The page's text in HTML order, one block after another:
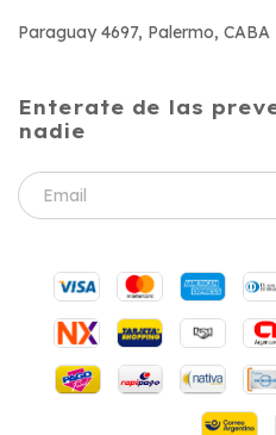
Paraguay 4697, Palermo, CABA
Enterate de las
nadie